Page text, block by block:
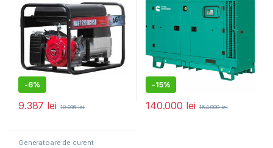
-6%
9.387 lei 10.016lei
-15%
140.000 lei 164.000lei
Generatoare de curent